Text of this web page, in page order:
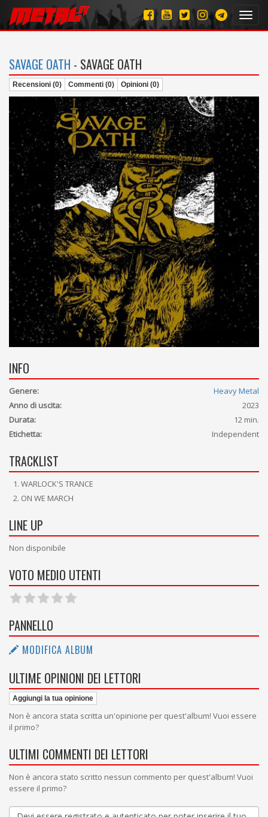
SAVAGE OATH - SAVAGE OATH
Recensioni (0) Commenti (0) Opinioni (0)
INFO
Genere:
Heavy Metal
Anno di uscita:
2023
Durata:
12 min.
Etichetta:
Independent
TRACKLIST
WARLOCK'S TRANCE
ON WE MARCH
LINE UP
Non disponibile
VOTO MEDIO UTENTI
PANNELLO
MODIFICA ALBUM
ULTIME OPINIONI DEI LETTORI
Aggiungi la tua opinione
Non è ancora stata scritta un'opinione per quest'album! Vuoi essere
il primo?
ULTIMI COMMENTI DEI LETTORI
Non è ancora stato scritto nessun commento per quest'album! Vuoi
essere il primo?